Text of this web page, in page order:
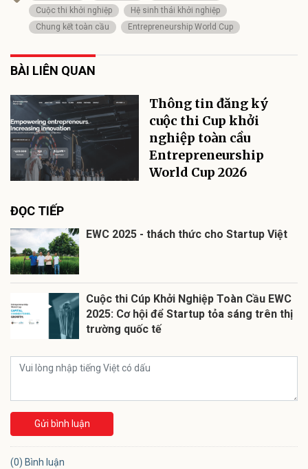
Cuộc thi khởi nghiệp
Hệ sinh thái khởi nghiệp
Chung kết toàn cầu
Entrepreneurship World Cup
BÀI LIÊN QUAN
Thông tin đăng ký
cuộc thi Cup khởi
nghiệp toàn cầu
Entrepreneurship
World Cup 2026
ĐỌC TIẾP
EWC 2025 - thách thức cho Startup Việt
Cuộc thi Cúp Khởi Nghiệp Toàn Cầu EWC
2025: Cơ hội để Startup tỏa sáng trên thị
trường quốc tế
Gửi bình luận
(0) Bình luận